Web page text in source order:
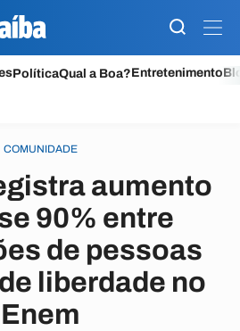
PolíticaQual a Boa?Entretenimento
COMUNIDADE
aumento
90% entre
de pessoas
liberdade no
Enem